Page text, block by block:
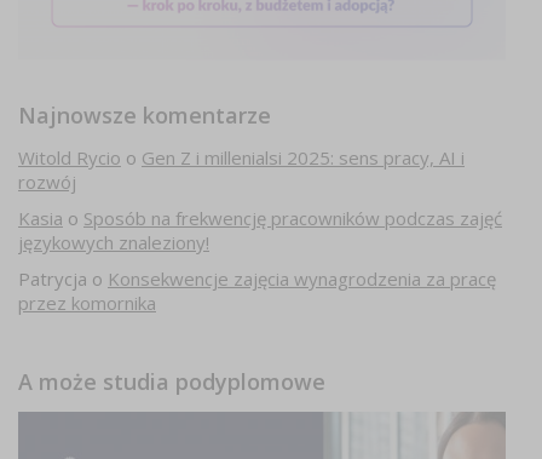
Najnowsze komentarze
Witold Rycio o Gen Z i millenialsi 2025: sens pracy, AI i
rozwój
Kasia o Sposób na frekwencję pracowników podczas zajęć
językowych znaleziony!
Patrycja o Konsekwencje zajęcia wynagrodzenia za pracę
przez komornika
A może studia podyplomowe